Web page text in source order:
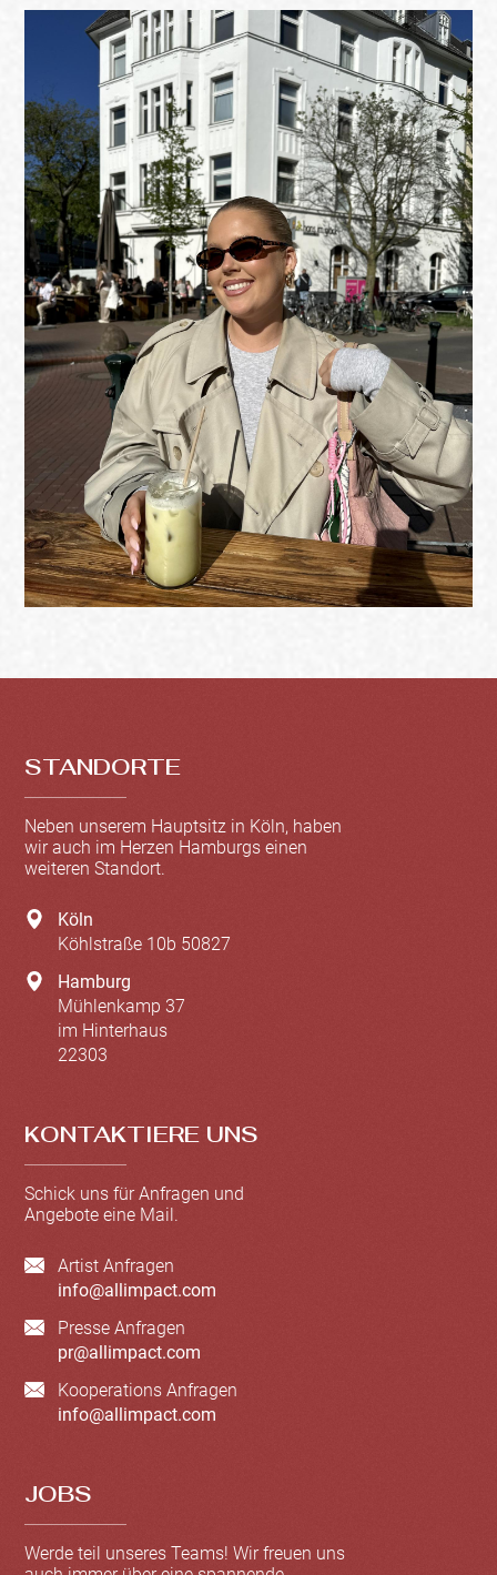
STANDORTE
Neben unserem Hauptsitz in Köln, haben
wir auch im Herzen Hamburgs einen
weiteren Standort.
Köln
Köhlstraße 10b 50827
Hamburg
Mühlenkamp 37
im Hinterhaus
22303
KONTAKTIERE UNS
Schick uns für Anfragen und
Angebote eine Mail.
Artist Anfragen
info@allimpact.com
Presse Anfragen
pr@allimpact.com
Kooperations Anfragen
info@allimpact.com
JOBS
Werde teil unseres Teams! Wir freuen uns